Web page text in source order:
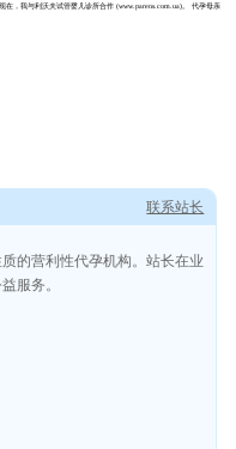
现在，我与利沃夫试管婴儿诊所合作 (www.parens.com.ua)。 代孕母亲
的营利性代孕机构。站长在业
服务。
联系站长